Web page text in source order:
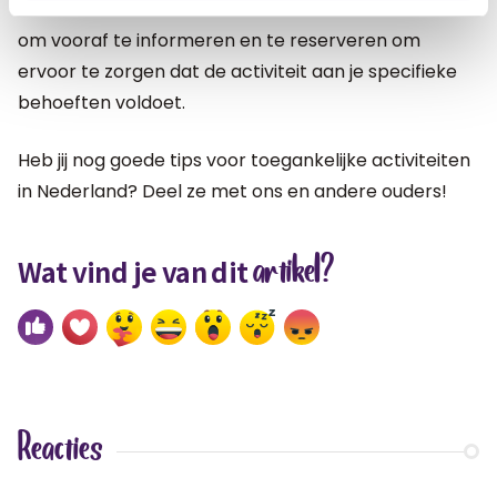
Nederland biedt voor ieder wat wils. Het is raadzaam
om vooraf te informeren en te reserveren om
ervoor te zorgen dat de activiteit aan je specifieke
behoeften voldoet.
Heb jij nog goede tips voor toegankelijke activiteiten
in Nederland? Deel ze met ons en andere ouders!
Wat vind je van ditartikel?
Reacties